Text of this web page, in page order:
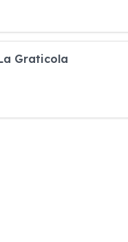
Graticola